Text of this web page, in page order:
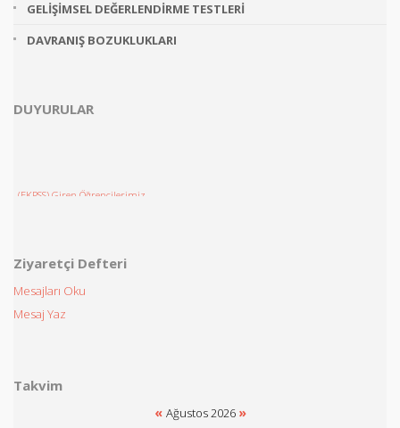
GELİŞİMSEL DEĞERLENDİRME TESTLERİ
DAVRANIŞ BOZUKLUKLARI
DUYURULAR
(EKPSS) Giren Öğrencilerimiz
Ziyaretçi Defteri
Mesajları Oku
Mesaj Yaz
Takvim
« Ağustos 2026 »